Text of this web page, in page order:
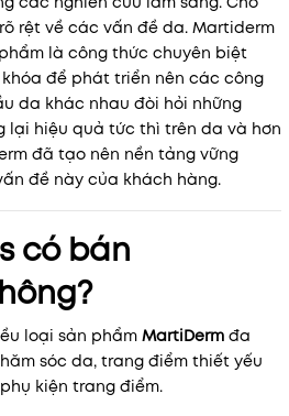
rệt về các vấn đề da. Martiderm
là công thức chuyên biệt
để phát triển nên các công
da khác nhau đòi hỏi những
lại hiệu quả tức thì trên da và hơn
đã tạo nên nền tảng vững
đề này của khách hàng.
có bán
loại sản phẩm MartiDerm đa
sóc da, trang điểm thiết yếu
kiện trang điểm.